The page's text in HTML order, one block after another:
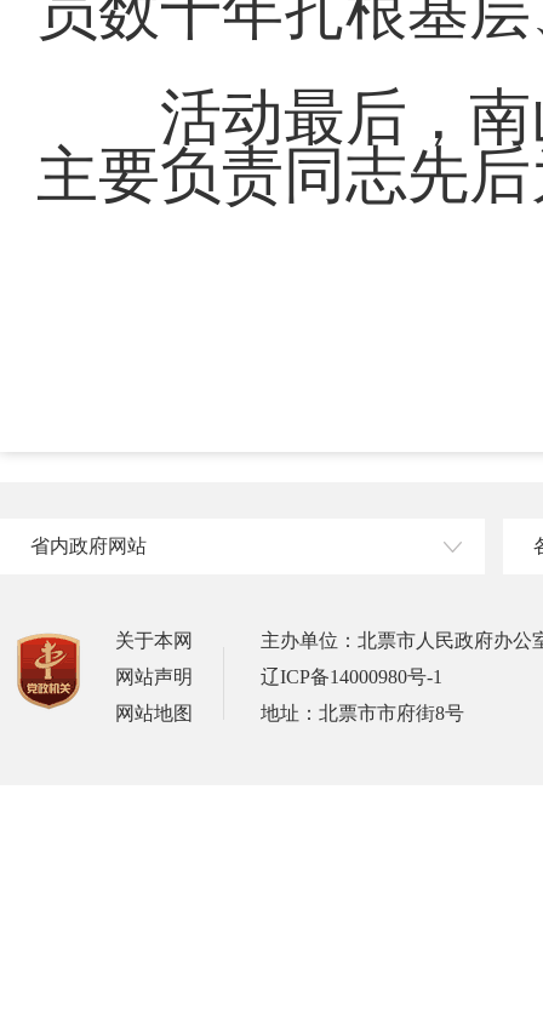
活动最后，南
主要负责同志先
省内政府网站
关于本网
网站声明
网站地图
主办单位：北票市人民政府办公
辽ICP备14000980号-1
地址：北票市市府街8号